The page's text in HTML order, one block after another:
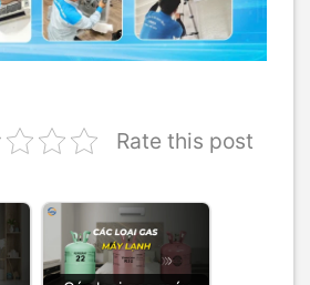
Rate this post